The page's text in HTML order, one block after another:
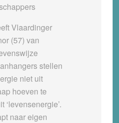
Vlaardinger
(57) van
stellen
niet uit
hoeven te
‘levensenergie’.
naar eigen